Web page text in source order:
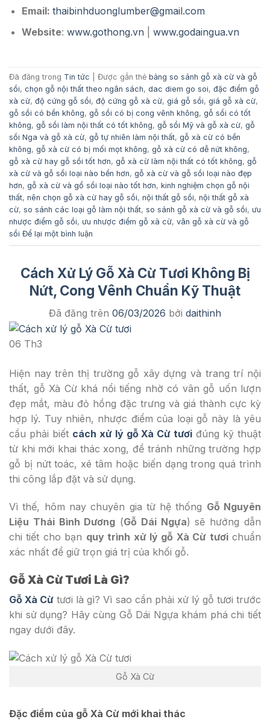
Email: thaibinhduonglumber@gmail.com
Website: www.gothong.vn www.godaingua.vn
Đã đăng trong Tin tức Được gắn thẻ bảng so sánh gỗ xà cừ và gỗ
sồi, chọn gỗ nội thất theo ngân sách, dac diem go soi, đặc điểm gỗ
xà cừ, độ cứng gỗ sồi, độ cứng gỗ xà cừ, giá gỗ sồi, giá gỗ xà cừ,
gỗ sồi có bền không, gỗ sồi có bị cong vênh không, gỗ sồi có tốt
không, gỗ sồi làm nội thất có tốt không, gỗ sồi Mỹ và gỗ xà cừ, gỗ
sồi Nga và gỗ xà cừ, gỗ tự nhiên làm nội thất, gỗ xà cừ có bền
không, gỗ xà cừ có bị mối mọt không, gỗ xà cừ có dễ nứt không,
gỗ xà cừ hay gỗ sồi tốt hơn, gỗ xà cừ làm nội thất có tốt không, gỗ
xà cừ và gỗ sồi loại nào bền hơn, gỗ xà cừ và gỗ sồi loại nào đẹp
hơn, gỗ xà cừ và gổ sồi loại nào tốt hơn, kinh nghiệm chọn gỗ nội
thất, nên chọn gỗ xà cừ hay gỗ sồi, nội thất gỗ sồi, nội thất gỗ xà
cừ, so sánh các loại gỗ làm nội thất, so sánh gỗ xà cừ và gỗ sồi, ưu
nhược điểm gỗ sồi, ưu nhược điểm gỗ xà cừ, vân gỗ xà cừ và gỗ
sồi Để lại một bình luận
Cách Xử Lý Gỗ Xà Cừ Tươi Không Bị
Nứt, Cong Vênh Chuẩn Kỹ Thuật
Đã đăng trên 06/03/2026 bởi daithinh
06 Th3
Hiện nay trên thị trường gỗ xây dựng và trang trí nội
thất, gỗ Xà Cừ khá nổi tiếng nhờ có vân gỗ uốn lượn
đẹp mắt, màu đỏ hồng đặc trưng và giá thành cực kỳ
hợp lý. Tuy nhiên, nhược điểm của loại gỗ này là yêu
cầu phải biết cách xử lý gỗ Xà Cừ tươi đúng kỹ thuật
từ khi mới khai thác xong, để tránh những trường hợp
gỗ bị nứt toác, xé tâm hoặc biến dạng trong quá trình
thi công lắp đặt và sử dụng.
Vì thế, hôm nay chuyên gia từ hệ thống Gỗ Nguyên
Liệu Thái Bình Dương (Gỗ Dái Ngựa) sẽ hướng dẫn
chi tiết cho bạn quy trình xử lý gỗ Xà Cừ tươichuẩn
xác nhất để giữ trọn giá trị của khối gỗ.
Gỗ Xà Cừ Tươi Là Gì?
Gỗ Xà Cừ tươi là gì? Vì sao cần phải xử lý gỗ tươi trước
khi sử dụng? Hãy cùng Gỗ Dái Ngựa khám phá chi tiết
ngay dưới đây.
Gỗ Xà Cừ
Đặc điểm của gỗ Xà Cừ mới khai thác